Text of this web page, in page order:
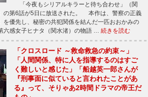
「今夜もシリアルキラーと待ち合わせ」（関
の第6話が5日に放送された。 本作は、警察の正義
を優先し、秘密の共犯関係を結んだ一匹おおかみの
六感女子ヒナタ（関水渚）の物語 … 続きを読む
「クロスロード ～救命救急の約束～」
「人間関係、特に人を指導するのはすご
く難しいと感じた」「船越英一郎さんが
『刑事面に似ていると言われたことがあ
る』って、そりゃあ2時間ドラマの帝王だ